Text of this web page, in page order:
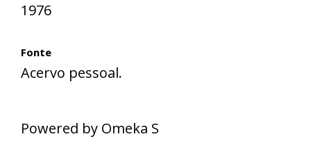
1976
Fonte
Acervo pessoal.
Powered by Omeka S